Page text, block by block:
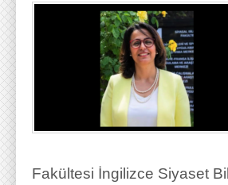
Fakültesi İngilizce Siyaset